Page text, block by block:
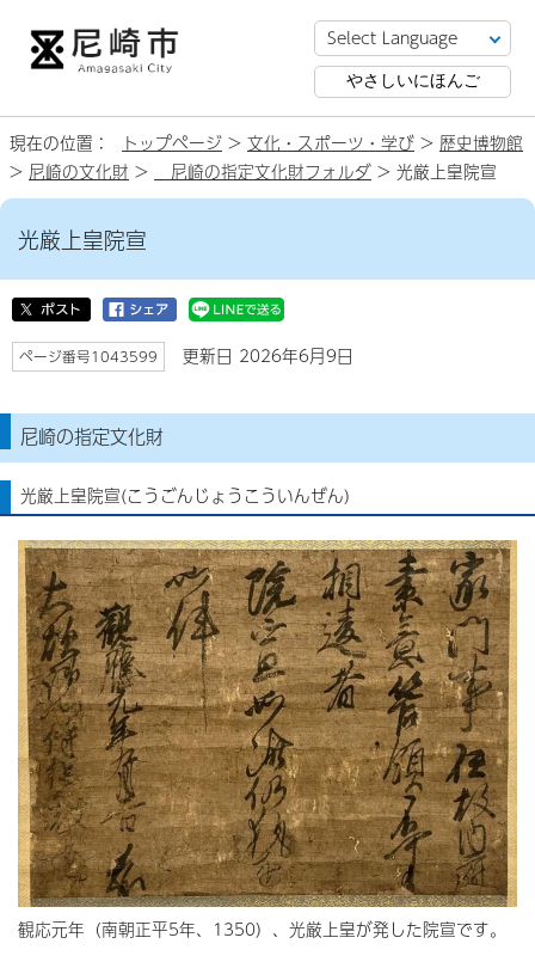
やさしいにほんご
現在の位置： トップページ > 文化・スポーツ・学び > 歴史博物館
> 尼崎の文化財 > 尼崎の指定文化財フォルダ > 光厳上皇院宣
光厳上皇院宣
ページ番号1043599 更新日 2026年6月9日
尼崎の指定文化財
光厳上皇院宣(こうごんじょうこういんぜん)
観応元年（南朝正平5年、1350）、光厳上皇が発した院宣です。